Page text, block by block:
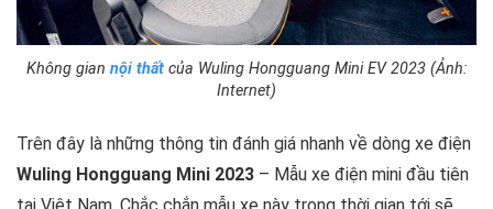
Không gian nội thất của Wuling Hongguang Mini EV 2023 (Ảnh:
Internet)
Trên đây là những thông tin đánh giá nhanh về dòng xe điện
Wuling Hongguang Mini 2023 – Mẫu xe điện mini đầu tiên